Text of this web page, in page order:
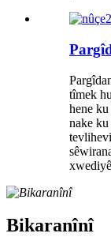
tîmek
hene
nake
Bikaranînî